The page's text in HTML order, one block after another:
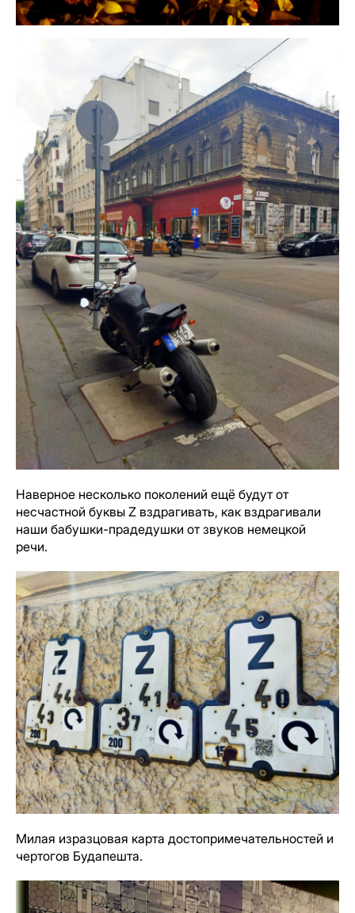
Наверное несколько поколений ещё будут от
несчастной буквы Z вздрагивать, как вздрагивали
наши бабушки-прадедушки от звуков немецкой
речи.
Милая изразцовая карта достопримечательностей и
чертогов Будапешта.